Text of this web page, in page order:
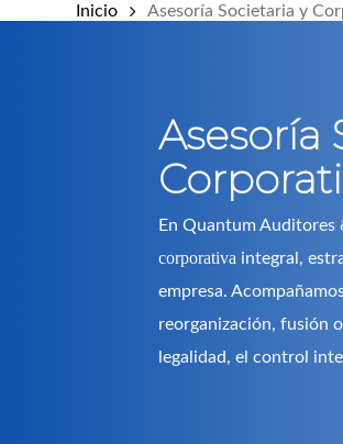
Inicio Asesoría Societaria y
Asesoría
En Quantum Auditores
corporativa integral,
empresa.
reorganización, fusión
legalidad, el control